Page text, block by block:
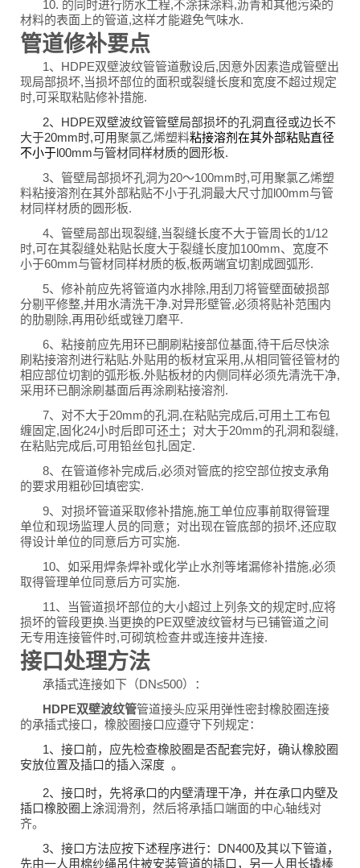
10. 的同时进行防水工程,不涂抹涂料,沥青和其他污染的
材料的表面上的管道,这样才能避免气味水.
管道修补要点
1、HDPE双壁波纹管管道敷设后,因意外因素造成管壁出
现局部损坏,当损坏部位的面积或裂缝长度和宽度不超过规定
时,可采取粘贴修补措施.
2、HDPE双壁波纹管管壁局部损坏的孔洞直径或边长不
大于20mm时,可用聚氯乙烯塑料粘接溶剂在其外部粘贴直径
不小于l00mm与管材同样材质的圆形板.
3、管壁局部损坏孔洞为20～100mm时,可用聚氯乙烯塑
料粘接溶剂在其外部粘贴不小于孔洞最大尺寸加l00mm与管
材同样材质的圆形板.
4、管壁局部出现裂缝,当裂缝长度不大于管周长的1/12
时,可在其裂缝处粘贴长度大于裂缝长度加100mm、宽度不
小于60mm与管材同样材质的板,板两端宜切割成圆弧形.
5、修补前应先将管道内水排除,用刮刀将管壁面破损部
分剔平修整,并用水清洗干净.对异形壁管,必须将贴补范围内
的肋剔除,再用砂纸或锉刀磨平.
6、粘接前应先用环已酮刷粘接部位基面,待干后尽快涂
刷粘接溶剂进行粘贴.外贴用的板材宜采用,从相同管径管材的
相应部位切割的弧形板.外贴板材的内侧同样必须先清洗干净,
采用环已酮涂刷基面后再涂刷粘接溶剂.
7、对不大于20mm的孔洞,在粘贴完成后,可用土工布包
缠固定,固化24小时后即可还土；对大于20mm的孔洞和裂缝,
在粘贴完成后,可用铅丝包扎固定.
8、在管道修补完成后,必须对管底的挖空部位按支承角
的要求用粗砂回填密实.
9、对损坏管道采取修补措施,施工单位应事前取得管理
单位和现场监理人员的同意；对出现在管底部的损坏,还应取
得设计单位的同意后方可实施.
10、如采用焊条焊补或化学止水剂等堵漏修补措施,必须
取得管理单位同意后方可实施.
11、当管道损坏部位的大小超过上列条文的规定时,应将
损坏的管段更换.当更换的PE双壁波纹管材与已铺管道之间
无专用连接管件时,可砌筑检查井或连接井连接.
接口处理方法
承插式连接如下（DN≤500）：
HDPE双壁波纹管管道接头应采用弹性密封橡胶圈连接
的承插式接口，橡胶圈接口应遵守下列规定：
1、接口前，应先检查橡胶圈是否配套完好，确认橡胶圈
安放位置及插口的插入深度 。
2、接口时，先将承口的内壁清理干净，并在承口内壁及
插口橡胶圈上涂润滑剂，然后将承插口端面的中心轴线对
齐。
3、接口方法应按下述程序进行：DN400及其以下管道，
先由一人用棉纱绳吊住被安装管道的插口，另一人用长撬棒